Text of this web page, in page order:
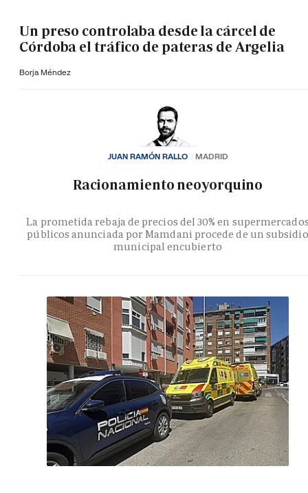
Un preso controlaba desde la cárcel de
Córdoba el tráfico de pateras de Argelia
Borja Méndez
Racionamiento neoyorquino
La prometida rebaja de precios del 30% en
públicos anunciada por Mamdani procede de un subsidio
municipal encubierto
JUAN RAMÓN RALLO MADRID